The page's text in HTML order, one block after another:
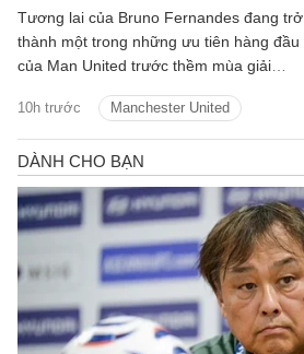
10h trước Manchester United
Tương lai của Bruno Fernandes đang trở
thành một trong những ưu tiên hàng đầu
của Man United trước thềm mùa giải